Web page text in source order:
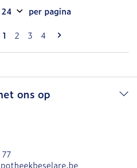
Pagina's
U lees momenteel pagina
1 Pagina
2 Pagina
3 Pagina
4
per pagina
ons op